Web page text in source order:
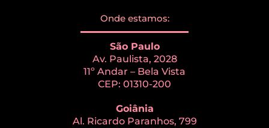
Onde estamos:
São Paulo
Av. Paulista, 2028
11º Andar – Bela Vista
CEP: 01310-200
Goiânia
Al. Ricardo Paranhos, 799